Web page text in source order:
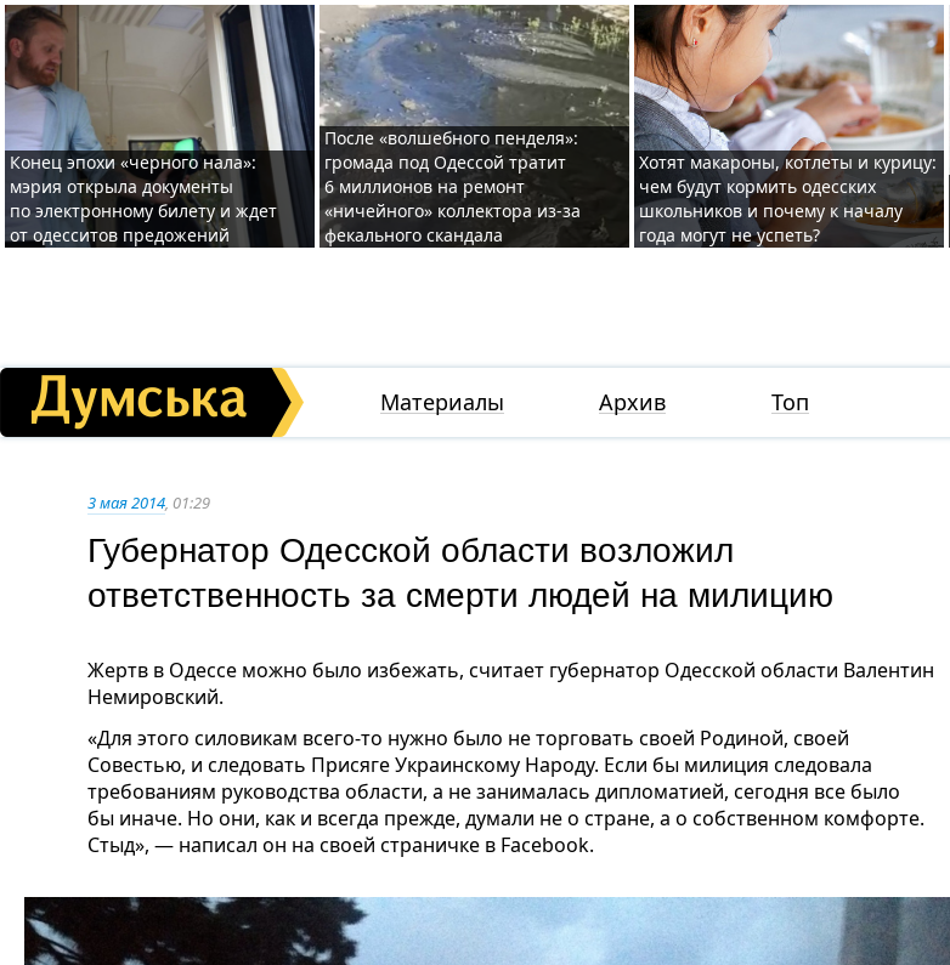
Конец эпохи «черного нала»:
мэрия открыла документы
по электронному билету и ждет
от одесситов предожений
После «волшебного пенделя»:
громада под Одессой тратит
6 миллионов на ремонт
«ничейного» коллектора из-за
фекального скандала
Хотят макароны, котлеты и курицу:
чем будут кормить одесских
школьников и почему к началу
года могут не успеть?
Материалы Архив Топ
3 мая 2014, 01:29
Губернатор Одесской области возложил
ответственность за смерти людей на милицию
Жертв в Одессе можно было избежать, считает губернатор Одесской области Валентин
Немировский.
«Для этого силовикам всего-то нужно было не торговать своей Родиной, своей
Совестью, и следовать Присяге Украинскому Народу. Если бы милиция следовала
требованиям руководства области, а не занималась дипломатией, сегодня все было
бы иначе. Но они, как и всегда прежде, думали не о стране, а о собственном комфорте.
Стыд», — написал он на своей страничке в Facebook.